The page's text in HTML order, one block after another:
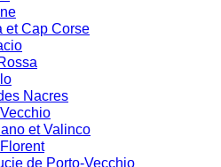
et Cap Corse
Nacres
et Valinco
de Porto-Vecchio